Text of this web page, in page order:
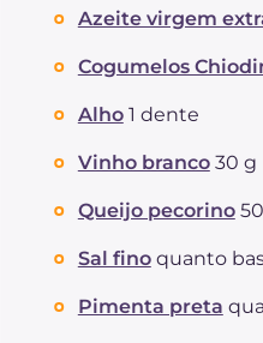
Azeite virgem
Cogumelos
Alho 1 dente
Vinho branco 30 g
Queijo pecorino
Sal fino quanto
Pimenta preta